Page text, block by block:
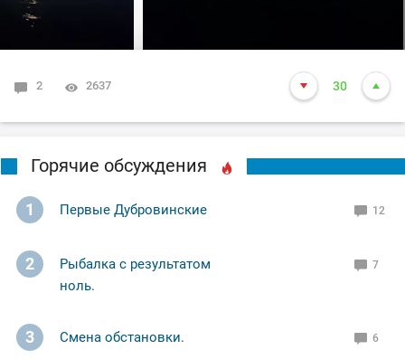
2 2637 30
Горячие обсуждения
1 Первые Дубровинские 12
2
Рыбалка с результатом
ноль.
7
3 Смена обстановки. 6